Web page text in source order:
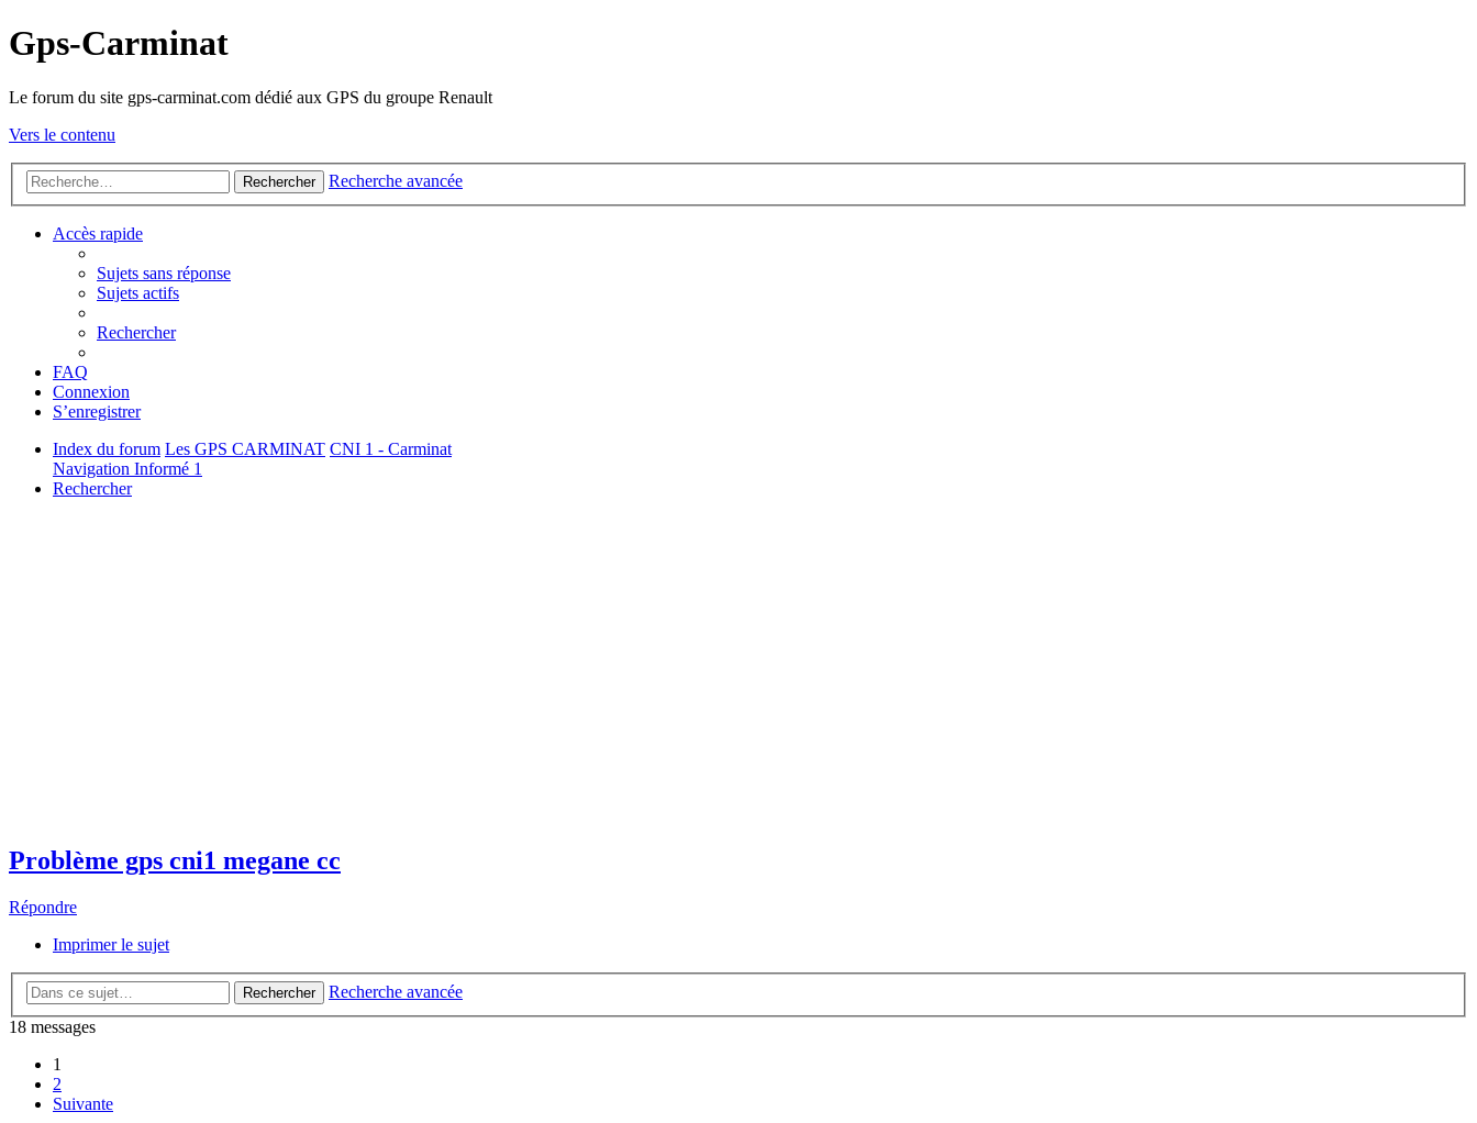
Gps-Carminat
Le forum du site gps-carminat.com dédié aux GPS du groupe Renault
Vers le contenu
Rechercher Recherche avancée
Accès rapide
Sujets sans réponse
Sujets actifs
Rechercher
FAQ
Connexion
S’enregistrer
Index du forum Les GPS CARMINAT CNI 1 - Carminat
Navigation Informé 1
Rechercher
Problème gps cni1 megane cc
Répondre
Imprimer le sujet
Rechercher
Recherche avancée
18 messages
1
2
Suivante